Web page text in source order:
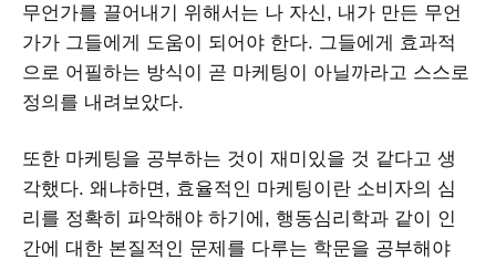
무언가를 끌어내기 위해서는 나 자신, 내가 만든 무언
가가 그들에게 도움이 되어야 한다. 그들에게 효과적
으로 어필하는 방식이 곧 마케팅이 아닐까라고 스스로
정의를 내려보았다.
또한 마케팅을 공부하는 것이 재미있을 것 같다고 생
각했다. 왜냐하면, 효율적인 마케팅이란 소비자의 심
리를 정확히 파악해야 하기에, 행동심리학과 같이 인
간에 대한 본질적인 문제를 다루는 학문을 공부해야